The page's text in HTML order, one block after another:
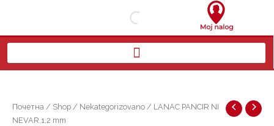
Почетна / Shop / Nekategorizovano / LANAC PANCIR NI
NEVAR.1.2 mm
NI
NEVAR.1.2